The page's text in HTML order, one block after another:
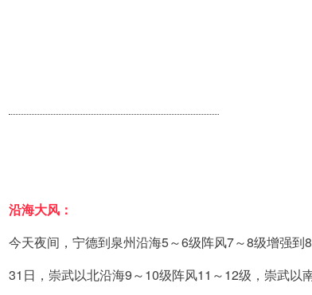
沿海大风：
今天夜间，宁德到泉州沿海5～6级阵风7～8级增强到8
31日，崇武以北沿海9～10级阵风11～12级，崇武以